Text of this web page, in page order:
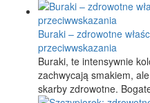
Buraki – zdrowotne
przeciwwskazania
Buraki, te intensywnie
zachwycają smakiem,
skarby zdrowotne.